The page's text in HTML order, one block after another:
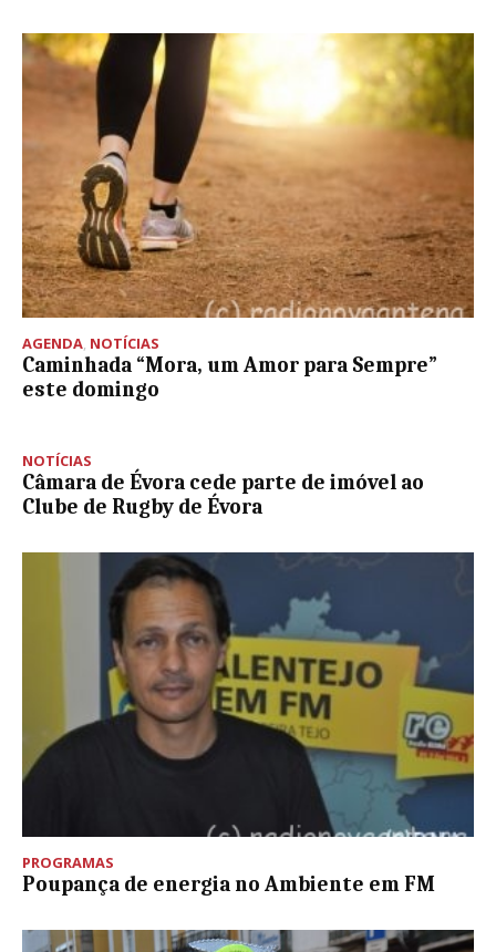
AGENDA, NOTÍCIAS
Caminhada “Mora, um Amor para Sempre”
este domingo
NOTÍCIAS
Câmara de Évora cede parte de imóvel ao
Clube de Rugby de Évora
PROGRAMAS
Poupança de energia no Ambiente em FM